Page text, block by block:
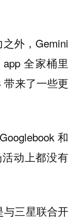
外，Gemini
全家桶里
来了一些更
和
动上都没有
三星联合开